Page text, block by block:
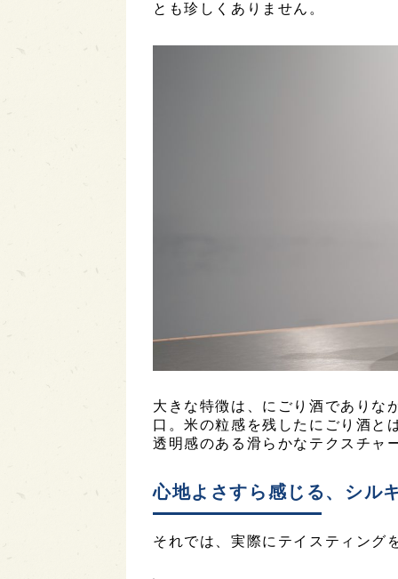
とも珍しくありません。
大きな特徴は、にごり酒でありな
口。米の粒感を残したにごり酒と
透明感のある滑らかなテクスチャ
心地よさすら感じる、シル
それでは、実際にテイスティング